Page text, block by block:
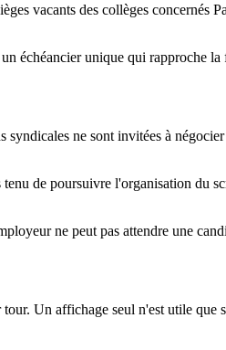
vacants des collèges concernés
échéancier unique qui rapproche
ne sont invitées à
de poursuivre l'organisation du
ne peut pas attendre une
Un affichage seul n'est utile que